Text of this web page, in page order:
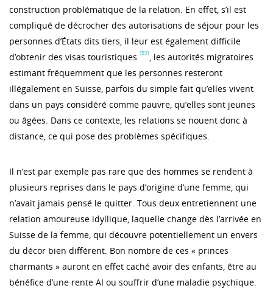
construction problématique de la relation. En effet, s’il est
compliqué de décrocher des autorisations de séjour pour les
personnes d’États dits tiers, il leur est également difficile
d’obtenir des visas touristiques [50] , les autorités migratoires
estimant fréquemment que les personnes resteront
illégalement en Suisse, parfois du simple fait qu’elles vivent
dans un pays considéré comme pauvre, qu’elles sont jeunes
ou âgées. Dans ce contexte, les relations se nouent donc à
distance, ce qui pose des problèmes spécifiques.
Il n’est par exemple pas rare que des hommes se rendent à
plusieurs reprises dans le pays d’origine d’une femme, qui
n’avait jamais pensé le quitter. Tous deux entretiennent une
relation amoureuse idyllique, laquelle change dès l’arrivée en
Suisse de la femme, qui découvre potentiellement un envers
du décor bien différent. Bon nombre de ces « princes
charmants » auront en effet caché avoir des enfants, être au
bénéfice d’une rente AI ou souffrir d’une maladie psychique.